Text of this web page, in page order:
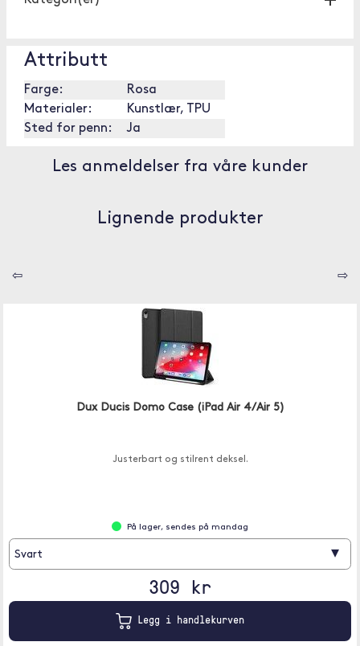
Attributt
Farge:
Rosa
Materialer:
Kunstlær, TPU
Sted for penn:
Ja
Les anmeldelser fra våre kunder
Lignende produkter
⇦ ⇨
Dux Ducis Domo Case (iPad Air 4/Air 5)
Justerbart og stilrent deksel.
På lager, sendes på mandag
Svart ▾
309 kr
Legg i handlekurven